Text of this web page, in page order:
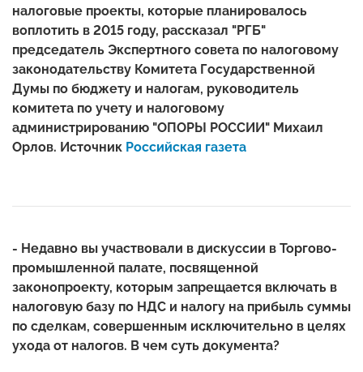
налоговые проекты, которые планировалось
воплотить в 2015 году, рассказал "РГБ"
председатель Экспертного совета по налоговому
законодательству Комитета Государственной
Думы по бюджету и налогам, руководитель
комитета по учету и налоговому
администрированию "ОПОРЫ РОССИИ" Михаил
Орлов. Источник Российская газета
- Недавно вы участвовали в дискуссии в Торгово-
промышленной палате, посвященной
законопроекту, которым запрещается включать в
налоговую базу по НДС и налогу на прибыль суммы
по сделкам, совершенным исключительно в целях
ухода от налогов. В чем суть документа?